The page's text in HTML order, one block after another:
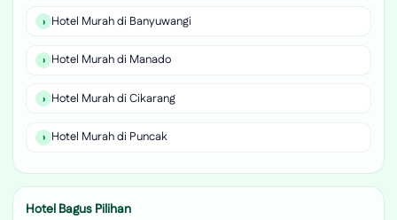
Hotel Murah di Banyuwangi
Hotel Murah di Manado
Hotel Murah di Cikarang
Hotel Murah di Puncak
Hotel Bagus Pilihan